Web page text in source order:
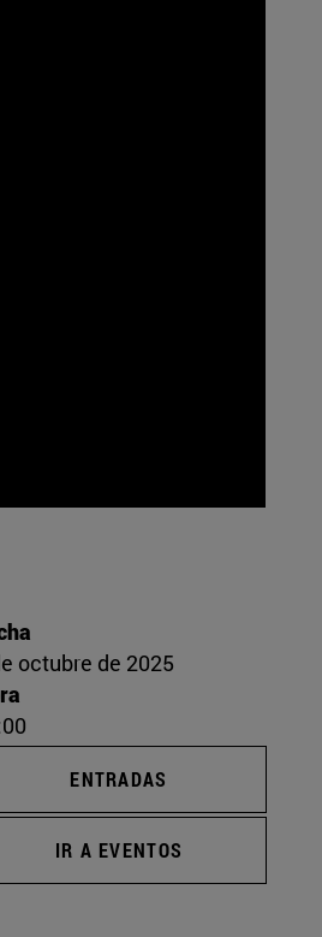
octubre de 2025
ENTRADAS
IR A EVENTOS